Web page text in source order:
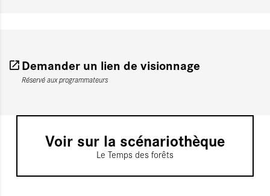
Demander un lien de visionnage
Réservé aux programmateurs
Voir sur la scénariothèque
Le Temps des forêts